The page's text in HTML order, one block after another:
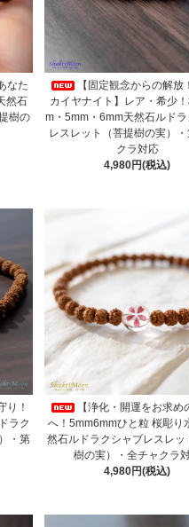
なた
然石
樹の
【固定観念からの解放
カイヤナイト】レア・希少
m・5mm・6mm天然石ルド
レスレット（菩提樹の実）・
クラ対応
4,980円(税込)
り！
ラク
・第
【浄化・開運をお求め
へ！5mm6mmひと粒 桜彫り
然石ルドラクシャブレスレッ
樹の実）・全チャクラ
4,980円(税込)